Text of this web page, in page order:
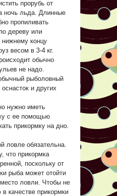
прорубь от
ночь льда. Длинные
пропиливать
дереву или
нижнему концу
весом в 3-4 кг.
обычно
не надо.
рыболовный
и других
нужно иметь
с ее помощью
прикормку на дно.
ловле обязательна.
что прикормка
поскольку от
рыба может отойти
ловли. Чтобы не
качестве прикормки